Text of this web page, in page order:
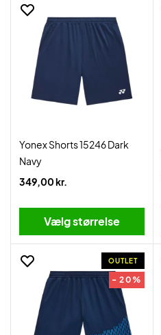
Yonex Shorts 15246 Dark
Navy
349,00 kr.
Vælg størrelse
OUTLET
- 20%